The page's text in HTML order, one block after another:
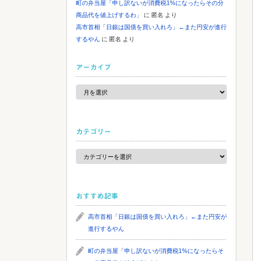
町の弁当屋「申し訳ないが消費税1%になったらその分
商品代を値上げするわ」
に 匿名 より
高市首相「日銀は国債を買い入れろ」←また円安が進行
するやん に 匿名 より
アーカイブ
ア
カ
カテゴリー
カ
ゴ
おすすめ記事
高市首相「日銀は国債を買い入れろ」←また円安が
進行するやん
町の弁当屋「申し訳ないが消費税1%になったらそ